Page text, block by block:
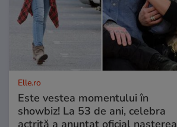
Elle.ro
Este vestea momentului în
showbiz! La 53 de ani, celebra